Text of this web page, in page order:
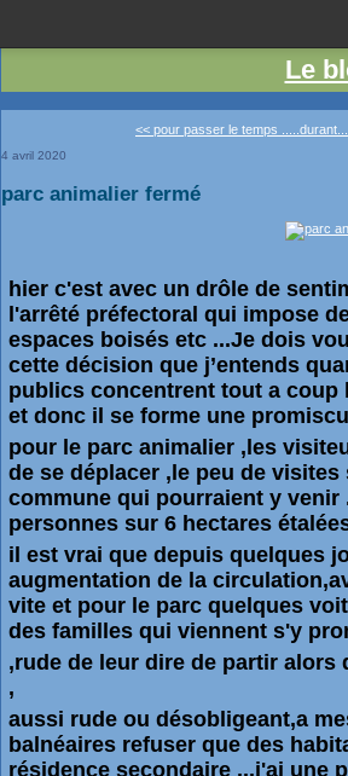
Le
<< pour passer le temps .....durant...
4 avril 2020
parc animalier fermé
hier c'est avec un drôle de
l'arrêté préfectoral qui impose
espaces boisés etc ...Je dois
cette décision que j’entends
publics concentrent tout a
et donc il se forme une
pour le parc animalier ,les
de se déplacer ,le peu de
commune qui pourraient y
personnes sur 6 hectares
il est vrai que depuis quelques
augmentation de la
vite et pour le parc quelques
des familles qui viennent s'y
,rude de leur dire de partir
,
aussi rude ou désobligeant,a
balnéaires refuser que des
résidence secondaire ...j'ai une